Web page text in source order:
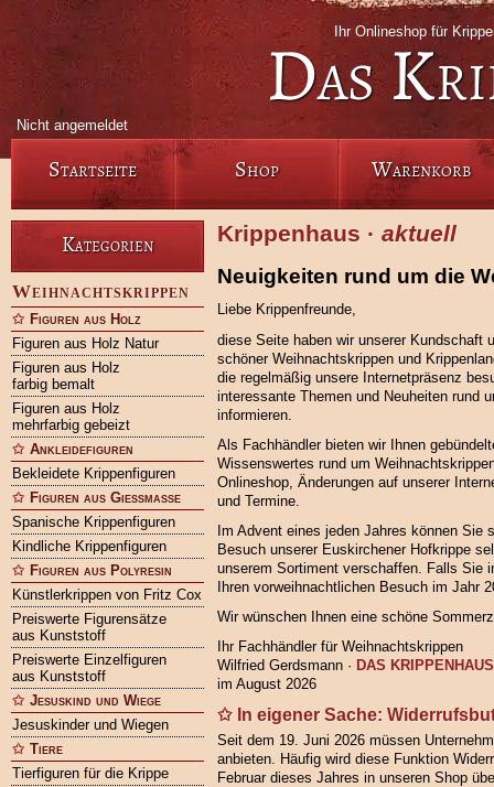
Ihr Onlineshop für
Das
Nicht angemeldet
Startseite Shop Warenkorb
Kategorien
Weihnachtskrippen
Figuren aus Holz
Figuren aus Holz Natur
Figuren aus Holz
farbig bemalt
Figuren aus Holz
mehrfarbig gebeizt
Ankleidefiguren
Bekleidete Krippenfiguren
Figuren aus Gießmasse
Spanische Krippenfiguren
Kindliche Krippenfiguren
Figuren aus Polyresin
Künstlerkrippen von Fritz Cox
Preiswerte Figurensätze
aus Kunststoff
Preiswerte Einzelfiguren
aus Kunststoff
Jesuskind und Wiege
Jesuskinder und Wiegen
Tiere
Tierfiguren für die Krippe
Krippenhaus · aktuell
Neuigkeiten rund um die
Liebe Krippenfreunde,
diese Seite haben wir unserer Kundschaft
schöner Weihnachtskrippen und
die regelmäßig unsere Internetpräsenz
interessante Themen und Neuheiten rund
informieren.
Als Fachhändler bieten wir Ihnen
Wissenswertes rund um
Onlineshop, Änderungen auf unserer
und Termine.
Im Advent eines jeden Jahres können Sie
Besuch unserer Euskirchener Hofkrippe
unserem Sortiment verschaffen. Falls Sie
Ihren vorweihnachtlichen Besuch im Jahr
Wir wünschen Ihnen eine schöne
Ihr Fachhändler für Weihnachtskrippen
Wilfried Gerdsmann · DAS KRIPPENHAUS
im August 2026
In eigener Sache:
Seit dem 19. Juni 2026 müssen
anbieten. Häufig wird diese Funktion
Februar dieses Jahres in unseren Shop